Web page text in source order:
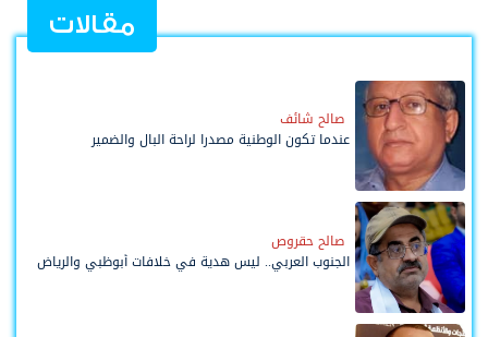
مقالات
صالح شائف
عندما تكون الوطنية مصدرا لراحة البال والضمير
صالح حقروص
الجنوب العربي.. ليس هدية في خلافات أبوظبي والرياض